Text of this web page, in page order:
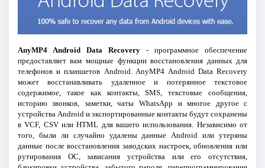
AnyMP4 Android Data Recovery - программное обеспечение
предоставляет вам мощные функции восстановления данных для
телефонов и планшетов Android. AnyMP4 Android Data Recovery
может восстанавливать удаленное и потерянное текстовое
содержимое, такое как контакты, SMS, текстовые сообщения,
историю звонков, заметки, чаты WhatsApp и многое другое с
устройства Android и экспортированные контакты будут сохранены
в VCF, CSV или HTML для вашего использования. Независимо от
того, были ли случайно удалены данные Android или утеряны
данные после восстановления заводских настроек, обновления или
рутирования ОС, зависания устройства или его отсутствия,